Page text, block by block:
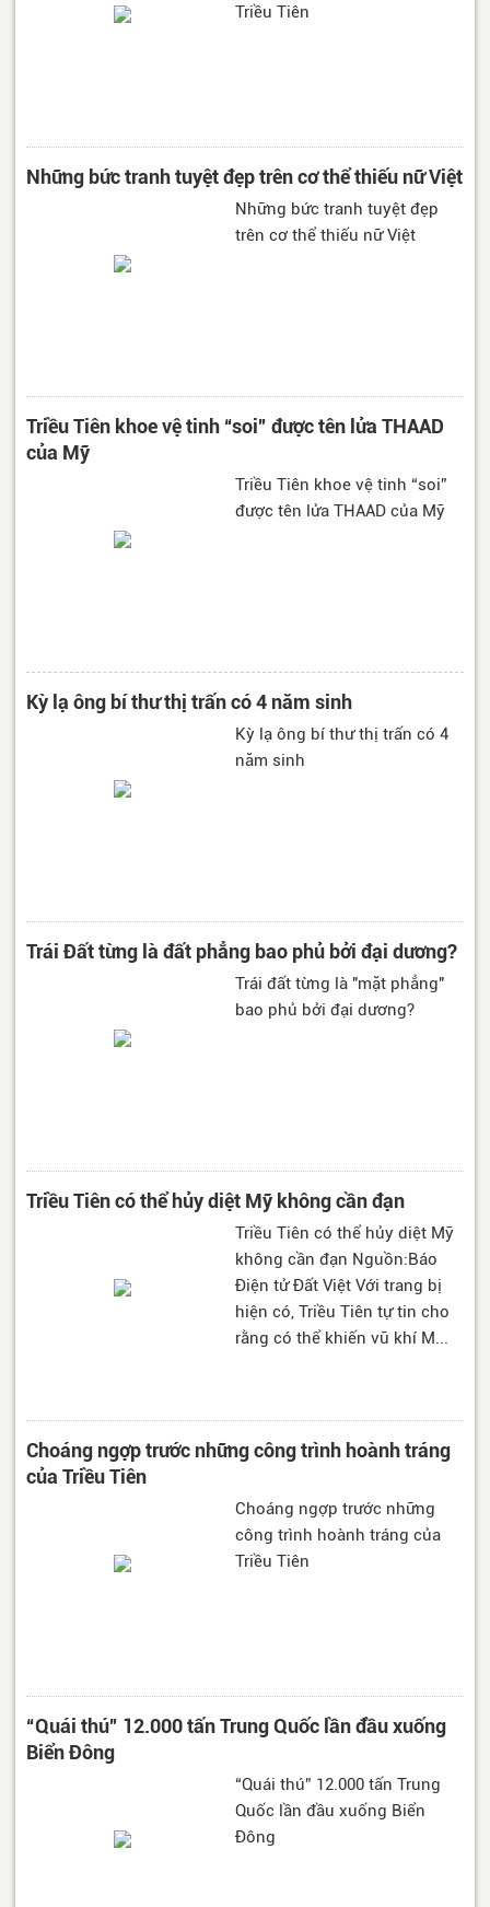
Triều Tiên
Những bức tranh tuyệt đẹp trên cơ thể thiếu nữ Việt
Những bức tranh tuyệt đẹp
trên cơ thể thiếu nữ Việt
Triều Tiên khoe vệ tinh “soi” được tên lửa THAAD
của Mỹ
Triều Tiên khoe vệ tinh “soi”
được tên lửa THAAD của Mỹ
Kỳ lạ ông bí thư thị trấn có 4 năm sinh
Kỳ lạ ông bí thư thị trấn có 4
năm sinh
Trái Đất từng là đất phẳng bao phủ bởi đại dương?
Trái đất từng là "mặt phẳng"
bao phủ bởi đại dương?
Triều Tiên có thể hủy diệt Mỹ không cần đạn
Triều Tiên có thể hủy diệt Mỹ
không cần đạn Nguồn:Báo
Điện tử Đất Việt Với trang bị
hiện có, Triều Tiên tự tin cho
rằng có thể khiến vũ khí M...
Choáng ngợp trước những công trình hoành tráng
của Triều Tiên
Choáng ngợp trước những
công trình hoành tráng của
Triều Tiên
“Quái thú” 12.000 tấn Trung Quốc lần đầu xuống
Biển Đông
“Quái thú” 12.000 tấn Trung
Quốc lần đầu xuống Biển
Đông